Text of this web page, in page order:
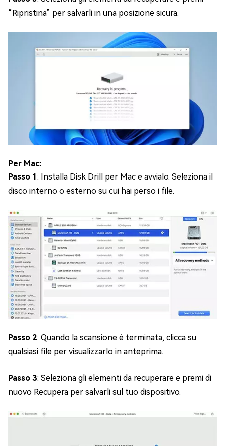
“Ripristina” per salvarli in una posizione sicura.
Per Mac:
Passo 1: Installa Disk Drill per Mac e avvialo. Seleziona il
disco interno o esterno su cui hai perso i file.
Passo 2: Quando la scansione è terminata, clicca su
qualsiasi file per visualizzarlo in anteprima.
Passo 3: Seleziona gli elementi da recuperare e premi di
nuovo Recupera per salvarli sul tuo dispositivo.